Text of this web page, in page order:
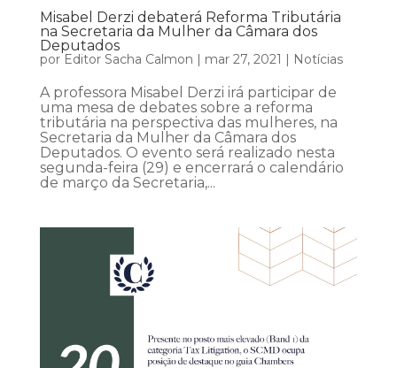
Misabel Derzi debaterá Reforma Tributária
na Secretaria da Mulher da Câmara dos
Deputados
por Editor Sacha Calmon | mar 27, 2021 | Notícias
A professora Misabel Derzi irá participar de
uma mesa de debates sobre a reforma
tributária na perspectiva das mulheres, na
Secretaria da Mulher da Câmara dos
Deputados. O evento será realizado nesta
segunda-feira (29) e encerrará o calendário
de março da Secretaria,...